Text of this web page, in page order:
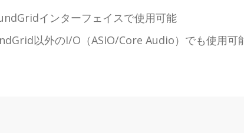
インターフェイスで使用可能
以外のI/O（ASIO/Core Audio）でも使用可